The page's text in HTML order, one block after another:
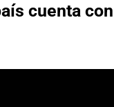
cuenta